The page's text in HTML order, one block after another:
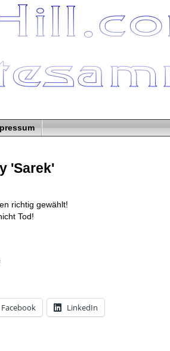
'Sarek'
richtig gewählt!
Tod!
Facebook LinkedIn